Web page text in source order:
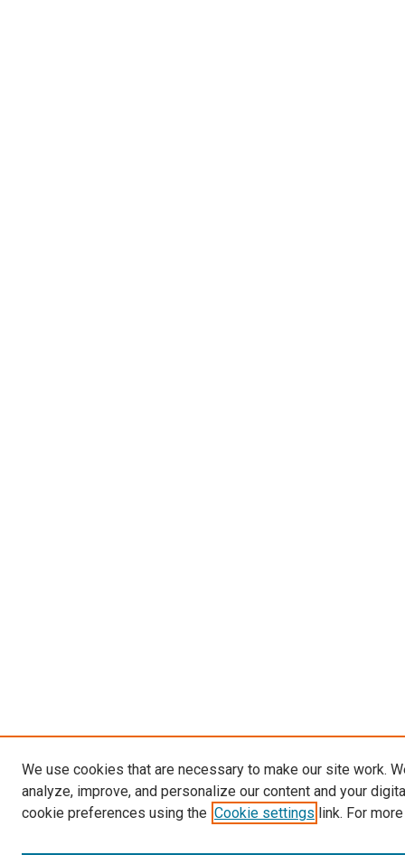
We use cookies that are necessary to make our site work.
analyze, improve, and personalize our content and your
cookie preferences using the Cookie settings link. For